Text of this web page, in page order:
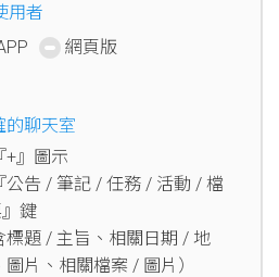
用者
網頁版
的聊天室
+』圖示
公告 / 筆記 / 任務 / 活動 / 檔
鍵
標題 / 主旨、相關日期 / 地
片、相關檔案 / 圖片）